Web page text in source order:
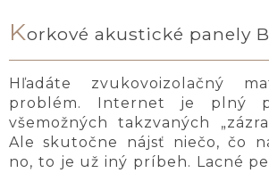
Korkové akustické panely
Hľadáte zvukovoizolačný
problém. Internet je plný
všemožných takzvaných
Ale skutočne nájsť niečo, čo
no, to je už iný príbeh. Lacné